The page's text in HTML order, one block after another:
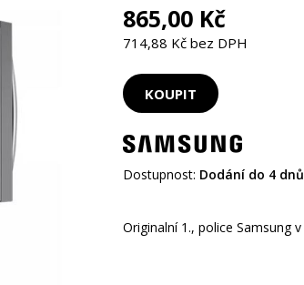
865,00 Kč
714,88 Kč bez DPH
Dostupnost: Dodání do 4 dnů